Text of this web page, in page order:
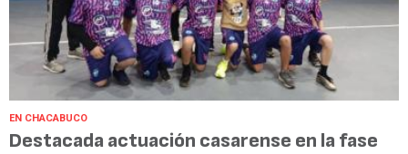
EN CHACABUCO
Destacada actuación casarense en la fase